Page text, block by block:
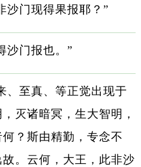
沙门现得果报耶？”
沙门报也。”
、至真、等正觉出现于
灭诸暗冥，生大智明，
？斯由精勤，专念不
。云何，大王，此非沙